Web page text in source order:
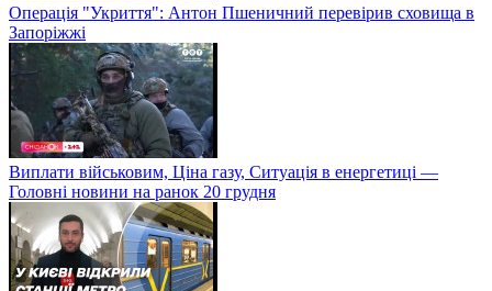
Операція "Укриття": Антон Пшеничний перевірив сховища в
Запоріжжі
Виплати військовим, Ціна газу, Ситуація в енергетиці —
Головні новини на ранок 20 грудня